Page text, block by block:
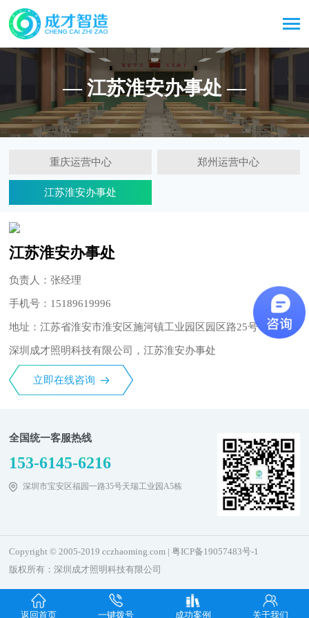
— 江苏淮安办事处 —
重庆运营中心 郑州运营中心
江苏淮安办事处
江苏淮安办事处
负责人：张经理
手机号：15189619996
地址：江苏省淮安市淮安区施河镇工业园区园区路25号
深圳成才照明科技有限公司，江苏淮安办事处
立即在线咨询
全国统一客服热线
153-6145-6216
深圳市宝安区福园一路35号天瑞工业园A5栋
Copyright © 2005-2019 cczhaoming.com |粤ICP备19057483号-1
版权所有：深圳成才照明科技有限公司
返回首页 一键拨号 成功案例 关于我们